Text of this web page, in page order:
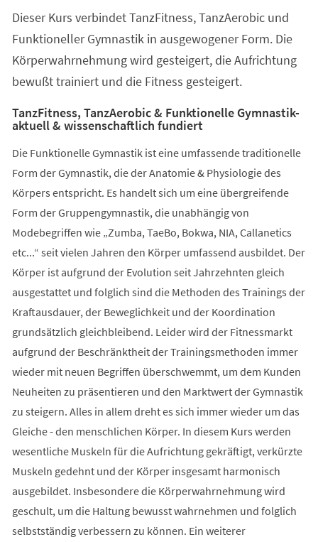
Dieser Kurs verbindet TanzFitness, TanzAerobic und
Funktioneller Gymnastik in ausgewogener Form. Die
Körperwahrnehmung wird gesteigert, die Aufrichtung
bewußt trainiert und die Fitness gesteigert.
TanzFitness, TanzAerobic & Funktionelle Gymnastik-
aktuell & wissenschaftlich fundiert
Die Funktionelle Gymnastik ist eine umfassende traditionelle
Form der Gymnastik, die der Anatomie & Physiologie des
Körpers entspricht. Es handelt sich um eine übergreifende
Form der Gruppengymnastik, die unabhängig von
Modebegriffen wie „Zumba, TaeBo, Bokwa, NIA, Callanetics
etc...“ seit vielen Jahren den Körper umfassend ausbildet. Der
Körper ist aufgrund der Evolution seit Jahrzehnten gleich
ausgestattet und folglich sind die Methoden des Trainings der
Kraftausdauer, der Beweglichkeit und der Koordination
grundsätzlich gleichbleibend. Leider wird der Fitnessmarkt
aufgrund der Beschränktheit der Trainingsmethoden immer
wieder mit neuen Begriffen überschwemmt, um dem Kunden
Neuheiten zu präsentieren und den Marktwert der Gymnastik
zu steigern. Alles in allem dreht es sich immer wieder um das
Gleiche - den menschlichen Körper. In diesem Kurs werden
wesentliche Muskeln für die Aufrichtung gekräftigt, verkürzte
Muskeln gedehnt und der Körper insgesamt harmonisch
ausgebildet. Insbesondere die Körperwahrnehmung wird
geschult, um die Haltung bewusst wahrnehmen und folglich
selbstständig verbessern zu können. Ein weiterer